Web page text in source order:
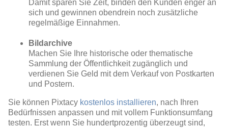
Damit sparen Sie Zeit, binden den Kunden enger an
sich und gewinnen obendrein noch zusätzliche
regelmäßige Einnahmen.
Bildarchive
Machen Sie Ihre historische oder thematische
Sammlung der Öffentlichkeit zugänglich und
verdienen Sie Geld mit dem Verkauf von Postkarten
und Postern.
Sie können Pixtacy kostenlos installieren, nach Ihren
Bedürfnissen anpassen und mit vollem Funktionsumfang
testen. Erst wenn Sie hundertprozentig überzeugt sind,